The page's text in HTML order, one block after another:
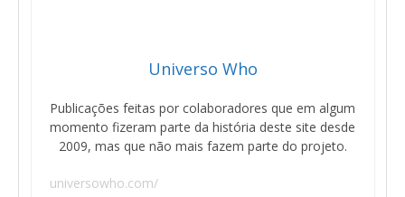
Universo Who
Publicações feitas por colaboradores que em algum
momento fizeram parte da história deste site desde
2009, mas que não mais fazem parte do projeto.
universowho.com/